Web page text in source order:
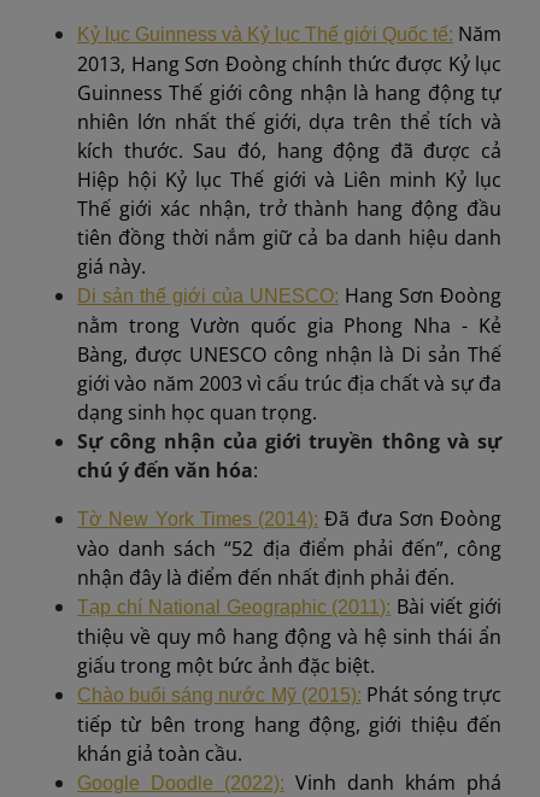
Kỷ lục Guinness và Kỷ lục Thế giới Quốc tế: Năm
2013, Hang Sơn Đoòng chính thức được Kỷ lục
Guinness Thế giới công nhận là hang động tự
nhiên lớn nhất thế giới, dựa trên thể tích và
kích thước. Sau đó, hang động đã được cả
Hiệp hội Kỷ lục Thế giới và Liên minh Kỷ lục
Thế giới xác nhận, trở thành hang động đầu
tiên đồng thời nắm giữ cả ba danh hiệu danh
giá này.
Di sản thế giới của UNESCO: Hang Sơn Đoòng
nằm trong Vườn quốc gia Phong Nha - Kẻ
Bàng, được UNESCO công nhận là Di sản Thế
giới vào năm 2003 vì cấu trúc địa chất và sự đa
dạng sinh học quan trọng.
Sự công nhận của giới truyền thông và sự
chú ý đến văn hóa:
Tờ New York Times (2014): Đã đưa Sơn Đoòng
vào danh sách “52 địa điểm phải đến”, công
nhận đây là điểm đến nhất định phải đến.
Tạp chí National Geographic (2011): Bài viết giới
thiệu về quy mô hang động và hệ sinh thái ẩn
giấu trong một bức ảnh đặc biệt.
Chào buổi sáng nước Mỹ (2015): Phát sóng trực
tiếp từ bên trong hang động, giới thiệu đến
khán giả toàn cầu.
Google Doodle (2022): Vinh danh khám phá